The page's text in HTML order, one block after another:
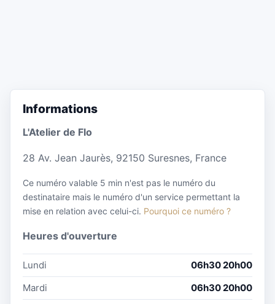
Informations
L'Atelier de Flo
28 Av. Jean Jaurès, 92150 Suresnes, France
Ce numéro valable 5 min n'est pas le numéro du
destinataire mais le numéro d'un service permettant la
mise en relation avec celui-ci. Pourquoi ce numéro ?
Heures d'ouverture
Lundi
06h30 20h00
Mardi
06h30 20h00